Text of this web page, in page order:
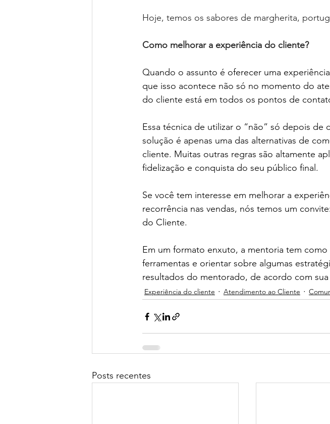
Hoje, temos os sabores de margherita,
Como melhorar a experiência do cliente?
Quando o assunto é oferecer uma
que isso acontece não só no momento do
do cliente está em todos os pontos de
Essa técnica de utilizar o “não” só depois
solução é apenas uma das alternativas de
cliente. Muitas outras regras são altamente
fidelização e conquista do seu público final.
Se você tem interesse em melhorar a
recorrência nas vendas, nós temos um
do Cliente.
Em um formato enxuto, a mentoria tem
ferramentas e orientar sobre algumas
resultados do mentorado, de acordo com sua
Experiência do cliente Atendimento ao Cliente
Posts recentes